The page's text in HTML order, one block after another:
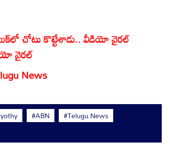
చోటు కొట్టేశాడు.. వీడియో వైరల్
వైరల్
News
#ABN
#Telugu News